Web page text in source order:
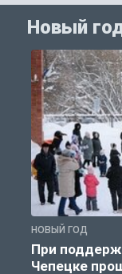
Новый
НОВЫЙ ГОД
При
Чепецке